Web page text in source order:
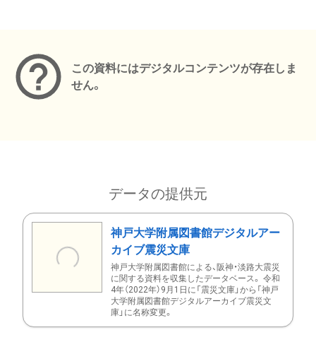
この資料にはデジタルコンテンツが存在しま
せん。
データの提供元
神戸大学附属図書館デジタルアー
カイブ震災文庫
神戸大学附属図書館による、阪神・淡路大震災
に関する資料を収集したデータベース。 令和
4年（2022年）9月1日に「震災文庫」から「神戸
大学附属図書館デジタルアーカイブ震災文
庫」に名称変更。